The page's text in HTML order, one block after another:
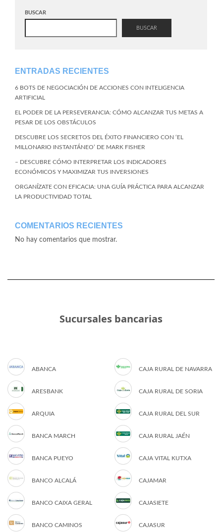
BUSCAR
BUSCAR
ENTRADAS RECIENTES
6 BOTS DE NEGOCIACIÓN DE ACCIONES CON INTELIGENCIA
ARTIFICIAL
EL PODER DE LA PERSEVERANCIA: CÓMO ALCANZAR TUS METAS A
PESAR DE LOS OBSTÁCULOS
DESCUBRE LOS SECRETOS DEL ÉXITO FINANCIERO CON ‘EL
MILLONARIO INSTANTÁNEO’ DE MARK FISHER
– DESCUBRE CÓMO INTERPRETAR LOS INDICADORES
ECONÓMICOS Y MAXIMIZAR TUS INVERSIONES
ORGANÍZATE CON EFICACIA: UNA GUÍA PRÁCTICA PARA ALCANZAR
LA PRODUCTIVIDAD TOTAL
COMENTARIOS RECIENTES
No hay comentarios que mostrar.
Sucursales bancarias
ABANCA
ARESBANK
ARQUIA
BANCA MARCH
BANCA PUEYO
BANCO ALCALÁ
BANCO CAIXA GERAL
BANCO CAMINOS
CAJA RURAL DE NAVARRA
CAJA RURAL DE SORIA
CAJA RURAL DEL SUR
CAJA RURAL JAÉN
CAJA VITAL KUTXA
CAJAMAR
CAJASIETE
CAJASUR